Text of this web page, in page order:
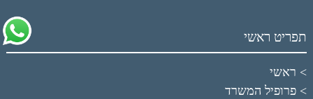
תפריט ראשי
ראשי
פרופיל המשרד